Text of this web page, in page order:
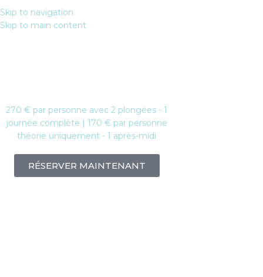
Skip to navigation
Skip to main content
Spécialité
270 € par personne avec 2 plongées - 1
journée complète | 170 € par personne
théorie uniquement - 1 après-midi
RÉSERVER MAINTENANT